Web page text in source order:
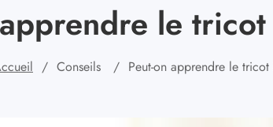
le
Conseils Peut-on apprendre le